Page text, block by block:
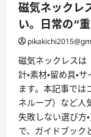
磁気ネックレ
い。日常の“
磁気ネックレスは
計・素材・留め具
ます。本記事では
ネループ）など人
失敗しない選び方
で、ガイドブック